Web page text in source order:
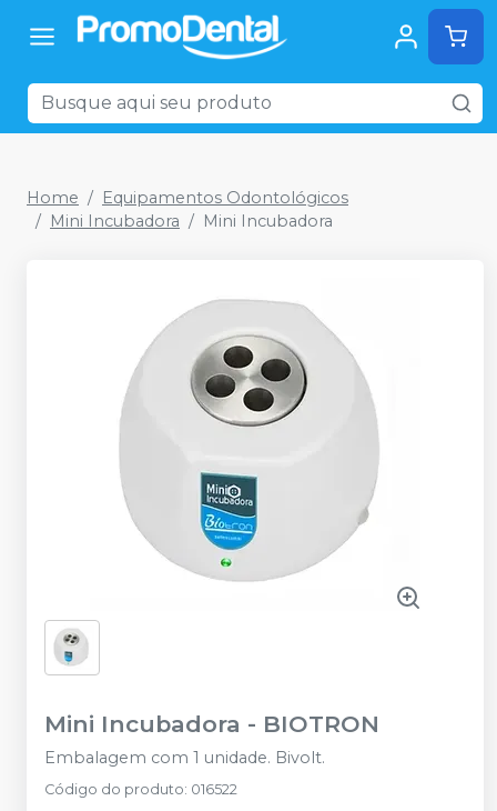
Home
Equipamentos Odontológicos
Mini Incubadora
Mini Incubadora
Mini Incubadora - BIOTRON
Embalagem com 1 unidade. Bivolt.
Código do produto: 016522